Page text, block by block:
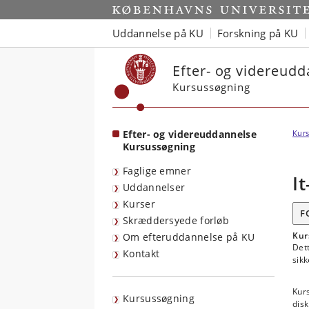
Start
Uddannelse på KU Forskning på KU
Efter- og
Kursussøgning
Efter- og videreuddannelse
Kursussøgning
Faglige emner
Uddannelser
Kurser
Skræddersyede forløb
Om efteruddannelse på KU
Kontakt
Kursussøgning